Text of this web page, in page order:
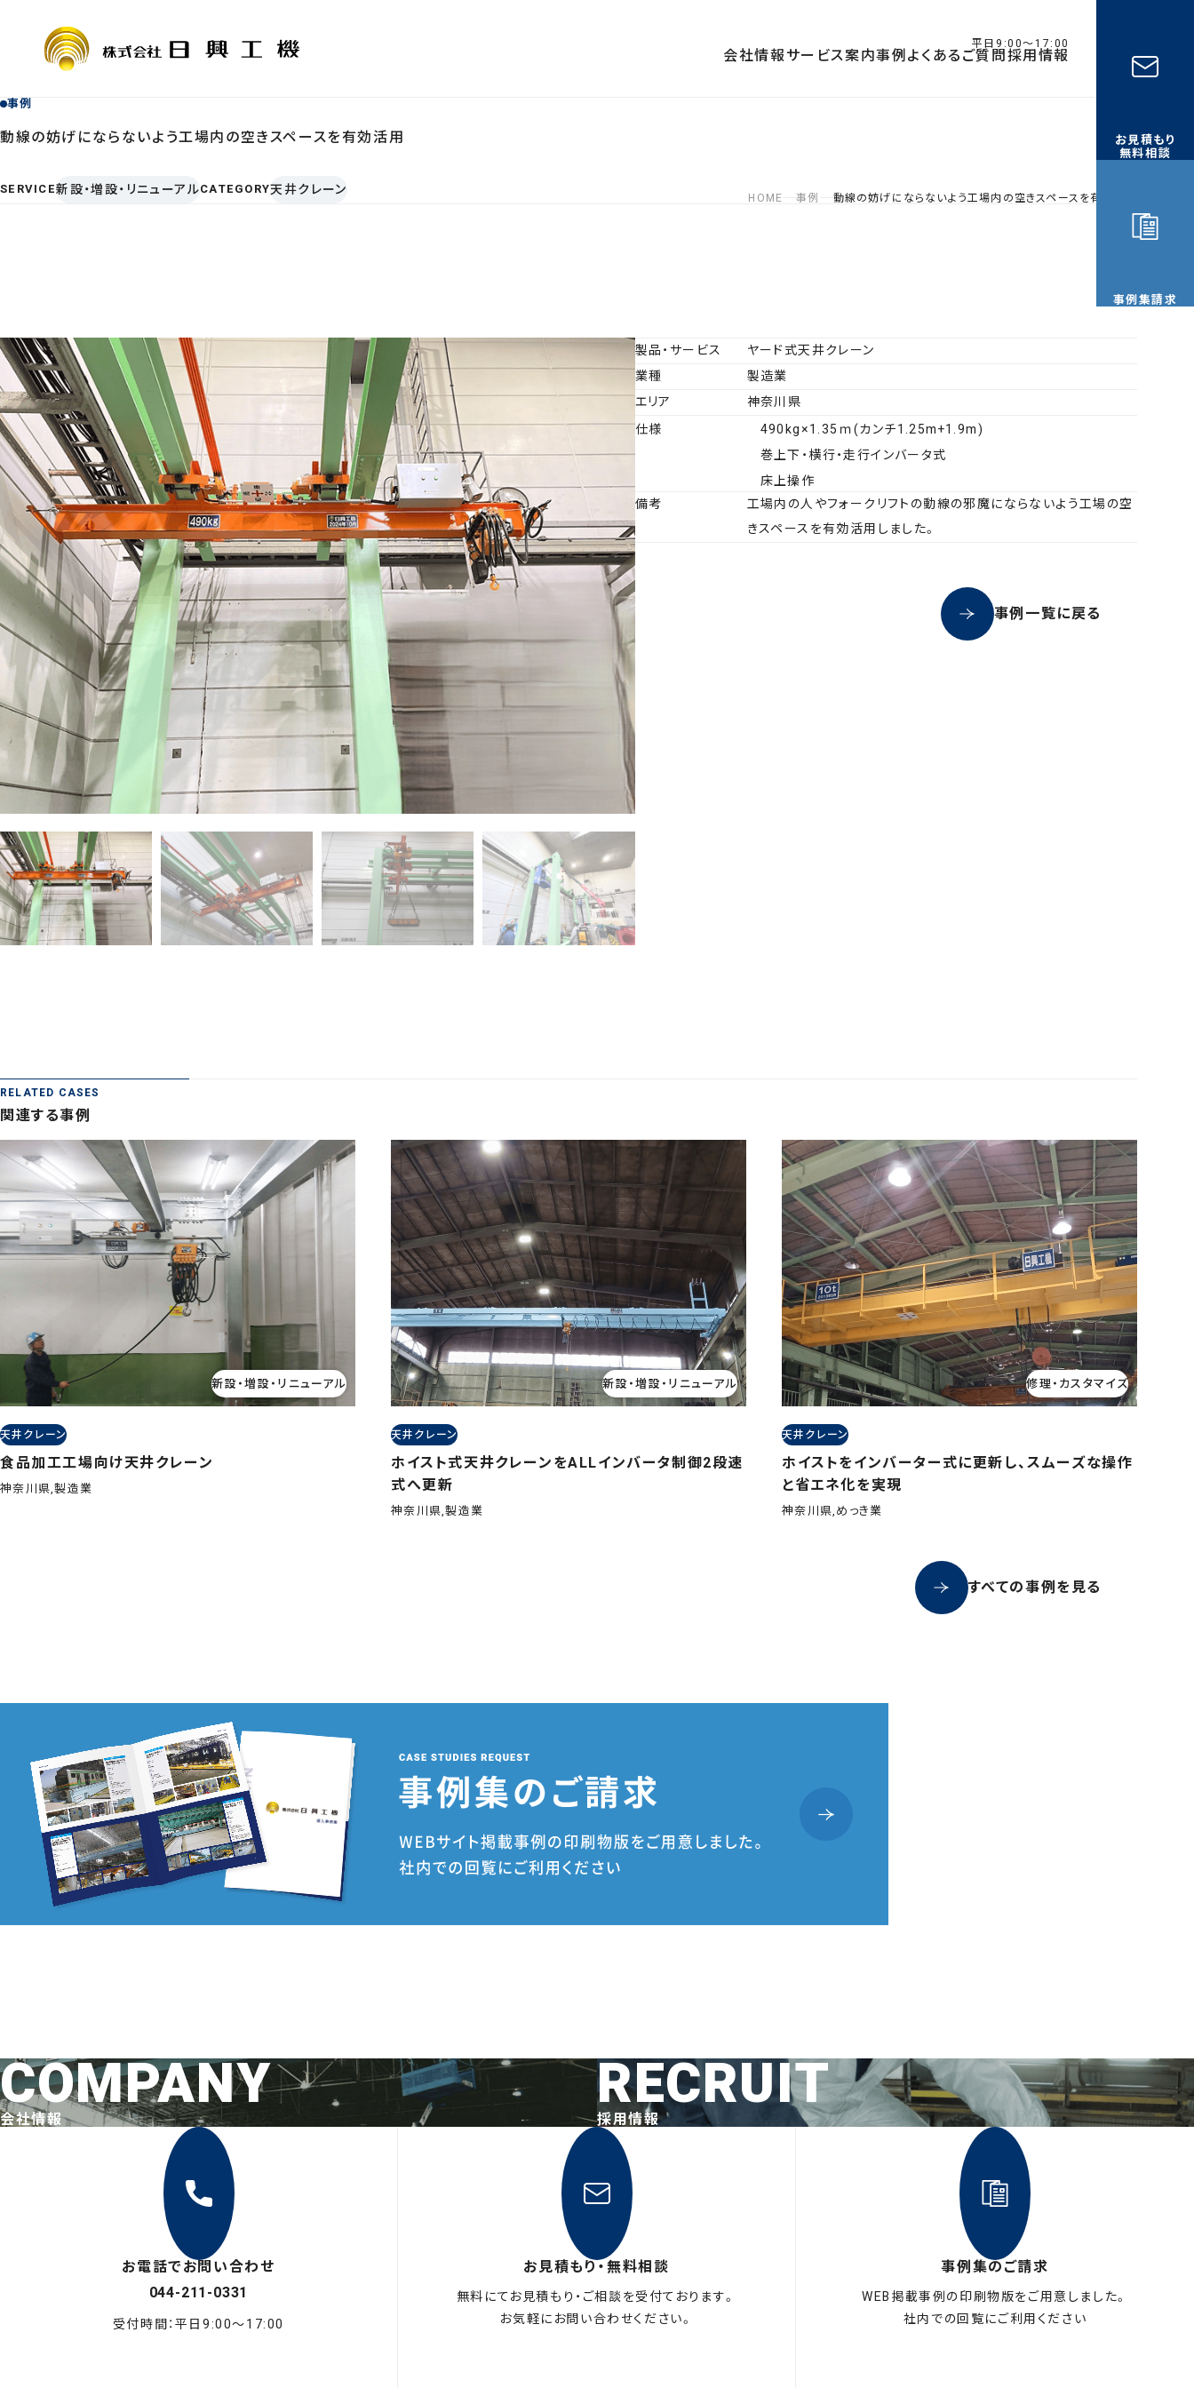
会社情報
ISO認証・許認可 拠点一覧・アクセス
サービス案内
新設・増設・リニューアル 修理・カスタマイズ
その他サービス
事例よくあるご質問採用情報
平日9:00〜17:00
お見積もり
無料相談
事例集請求
事例
動線の妨げにならないよう工場内の空きスペースを有効活用
SERVICE新設・増設・リニューアルCATEGORY天井クレーン HOME 事例 動線の妨げにならないよう工場内の空きスペースを有効活用
製品・サービス
ヤード式天井クレーン
業種
製造業
エリア
神奈川県
仕様
490kg×1.35ｍ(カンチ1.25m+1.9m)
巻上下・横行・走行インバータ式
床上操作
備考
工場内の人やフォークリフトの動線の邪魔にならないよう工場の空
きスペースを有効活用しました。
事例一覧に戻る
RELATED CASES
関連する事例
新設・増設・リニューアル
天井クレーン
食品加工工場向け天井クレーン
神奈川県,製造業
新設・増設・リニューアル
天井クレーン
ホイスト式天井クレーンをALLインバータ制御2段速
式へ更新
神奈川県,製造業
修理・カスタマイズ
天井クレーン
ホイストをインバーター式に更新し、スムーズな操作
と省エネ化を実現
神奈川県,めっき業
すべての事例を見る
会社情報
COMPANY 採用情報
RECRUIT
お電話でお問い合わせ
044-211-0331
受付時間：平日9:00〜17:00
お見積もり・無料相談
無料にてお見積もり・ご相談を受付ております。
お気軽にお問い合わせください。
事例集のご請求
WEB掲載事例の印刷物版をご用意しました。
社内での回覧にご利用ください